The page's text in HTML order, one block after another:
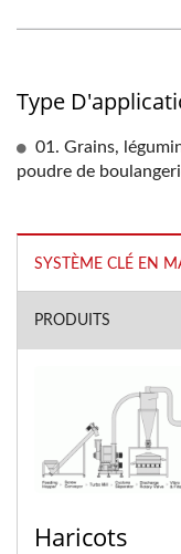
Type
01. Grains,
poudre de
SYSTÈME CLÉ EN
PRODUITS
Haricots